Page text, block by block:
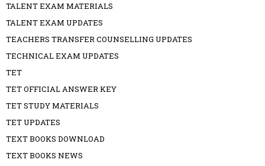
TALENT EXAM MATERIALS
TALENT EXAM UPDATES
TEACHERS TRANSFER COUNSELLING UPDATES
TECHNICAL EXAM UPDATES
TET
TET OFFICIAL ANSWER KEY
TET STUDY MATERIALS
TET UPDATES
TEXT BOOKS DOWNLOAD
TEXT BOOKS NEWS